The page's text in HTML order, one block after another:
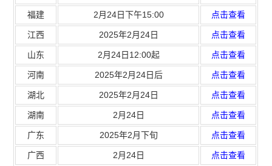
福建 2月24日下午15:00 点击查看
江西 2025年2月24日 点击查看
山东 2月24日12:00起 点击查看
河南 2025年2月24日后 点击查看
湖北 2025年2月24日 点击查看
湖南 2月24日 点击查看
广东 2025年2月下旬 点击查看
广西 2月24日 点击查看